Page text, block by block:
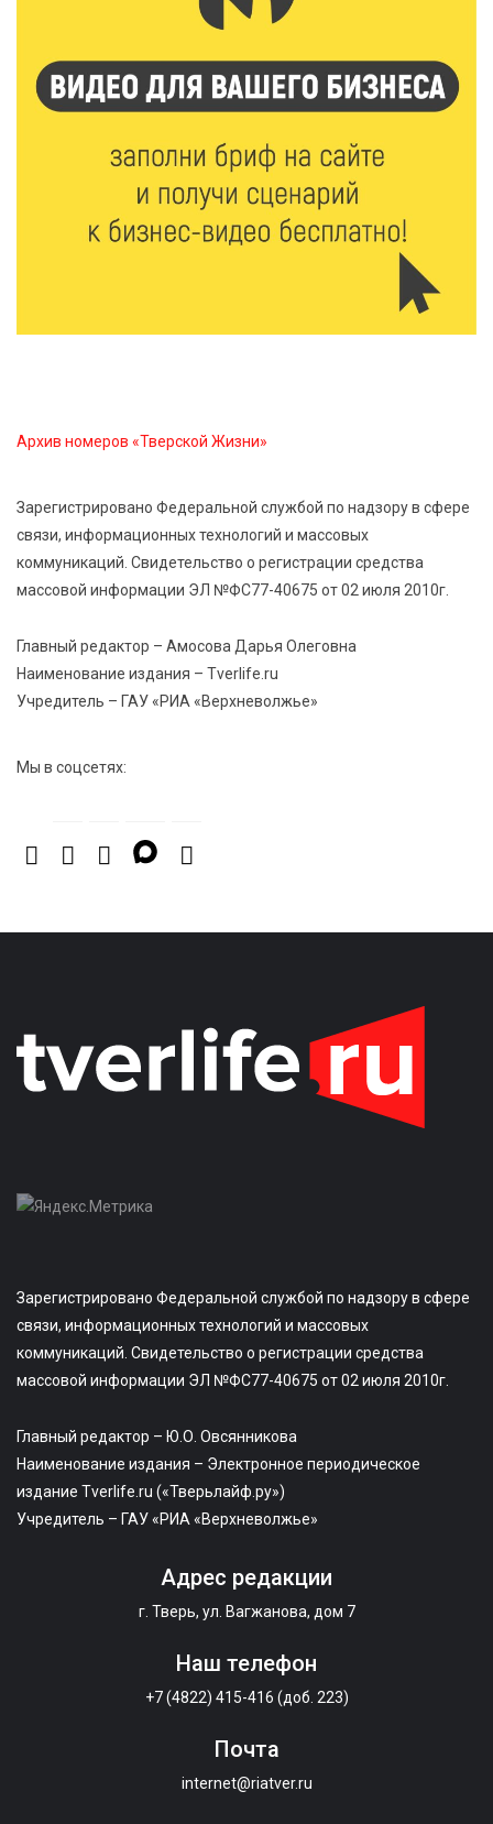
Вышнего Волочка провели зарядку для школьников
5 Авг 2026 15:56 490
Виталий Королев дал старт новым туристическим
5 Авг 2026 15:32 380
В Калининском округе отметят День
5 Авг 2026 15:02 369
«Гришкино» готовят масштабный праздник
5 Авг 2026 14:44 264
Россияне полюбили «раскладушки» и «книжки»
5 Авг 2026 14:32 386
Топ-4 направлений: какие специальности стали
самыми популярными у абитуриентов в 2026 году
Архив номеров «Тверской Жизни»
Зарегистрировано Федеральной службой по надзору в сфере
связи, информационных технологий и массовых
коммуникаций. Свидетельство о регистрации средства
массовой информации ЭЛ №ФС77-40675 от 02 июля 2010г.
Главный редактор – Амосова Дарья Олеговна
Наименование издания – Tverlife.ru
Учредитель – ГАУ «РИА «Верхневолжье»
Мы в соцсетях:
Зарегистрировано Федеральной службой по надзору в сфере
связи, информационных технологий и массовых
коммуникаций. Свидетельство о регистрации средства
массовой информации ЭЛ №ФС77-40675 от 02 июля 2010г.
Главный редактор – Ю.О. Овсянникова
Наименование издания – Электронное периодическое
издание Tverlife.ru («Тверьлайф.ру»)
Учредитель – ГАУ «РИА «Верхневолжье»
Адрес редакции
г. Тверь, ул. Вагжанова, дом 7
Наш телефон
+7 (4822) 415-416 (доб. 223)
Почта
internet@riatver.ru